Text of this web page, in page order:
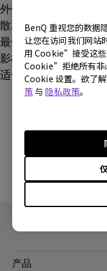
BenQ 重视您的数据
让您在访问我们网站
用 Cookie”接受这
Cookie”拒绝所有非
Cookie 设置。欲了
策 与 隐私政策。
外使用吸光天鹅绒边
散和光泄漏。
最佳性能而设计。如
影机，我们建议您选
适合的选项，以增强
产品